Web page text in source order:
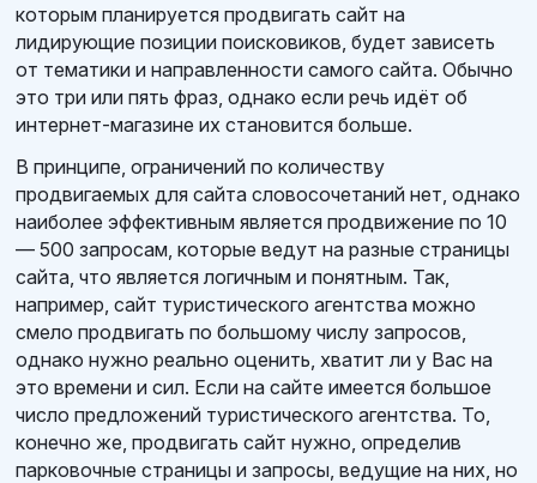
которым планируется продвигать сайт на
лидирующие позиции поисковиков, будет зависеть
от тематики и направленности самого сайта. Обычно
это три или пять фраз, однако если речь идёт об
интернет-магазине их становится больше.
В принципе, ограничений по количеству
продвигаемых для сайта словосочетаний нет, однако
наиболее эффективным является продвижение по 10
— 500 запросам, которые ведут на разные страницы
сайта, что является логичным и понятным. Так,
например, сайт туристического агентства можно
смело продвигать по большому числу запросов,
однако нужно реально оценить, хватит ли у Вас на
это времени и сил. Если на сайте имеется большое
число предложений туристического агентства. То,
конечно же, продвигать сайт нужно, определив
парковочные страницы и запросы, ведущие на них, но